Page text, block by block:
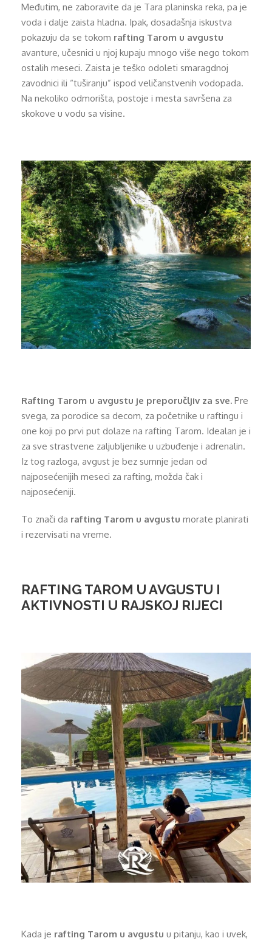
Međutim, ne zaboravite da je Tara planinska reka, pa je
voda i dalje zaista hladna. Ipak, dosadašnja iskustva
pokazuju da se tokom rafting Tarom u avgustu
avanture, učesnici u njoj kupaju mnogo više nego tokom
ostalih meseci. Zaista je teško odoleti smaragdnoj
zavodnici ili “tuširanju” ispod veličanstvenih vodopada.
Na nekoliko odmorišta, postoje i mesta savršena za
skokove u vodu sa visine.
Rafting Tarom u avgustu je preporučljiv za sve. Pre
svega, za porodice sa decom, za početnike u raftingu i
one koji po prvi put dolaze na rafting Tarom. Idealan je i
za sve strastvene zaljubljenike u uzbuđenje i adrenalin.
Iz tog razloga, avgust je bez sumnje jedan od
najposećenijih meseci za rafting, možda čak i
najposećeniji.
To znači da rafting Tarom u avgustu morate planirati
i rezervisati na vreme.
RAFTING TAROM U AVGUSTU I
AKTIVNOSTI U RAJSKOJ RIJECI
Kada je rafting Tarom u avgustu u pitanju, kao i uvek,